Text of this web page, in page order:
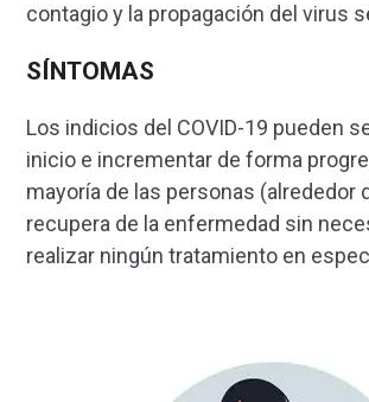
contagio y la propagación del virus
SÍNTOMAS
Los indicios del COVID-19 pueden
inicio e incrementar de forma
mayoría de las personas (alrededor
recupera de la enfermedad sin
realizar ningún tratamiento en